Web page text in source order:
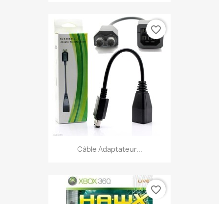
Câble Adaptateur...
favorite_border
favorite_border